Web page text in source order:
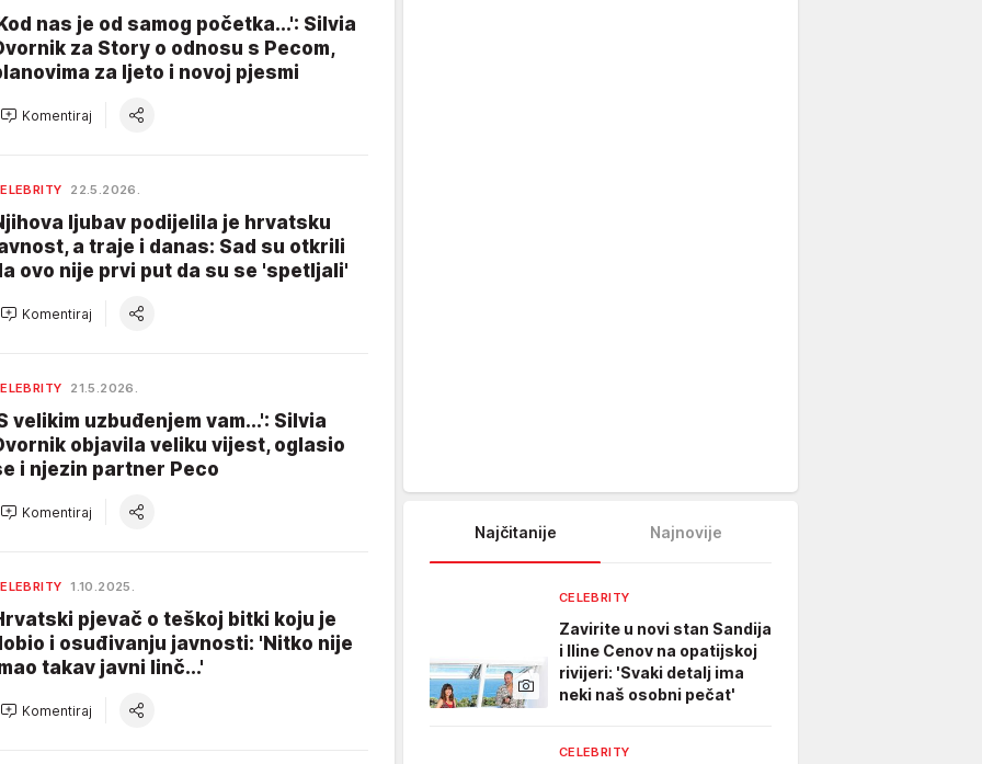
nas je od samog početka...': Silvia
za Story o odnosu s Pecom,
za ljeto i novoj pjesmi
Komentiraj
22.5.2026.
ljubav podijelila je hrvatsku
a traje i danas: Sad su otkrili
ovo nije prvi put da su se 'spetljali'
Komentiraj
21.5.2026.
velikim uzbuđenjem vam...': Silvia
objavila veliku vijest, oglasio
i njezin partner Peco
Komentiraj
1.10.2025.
pjevač o teškoj bitki koju je
i osuđivanju javnosti: 'Nitko nije
takav javni linč...'
Komentiraj
Najčitanije Najnovije
CELEBRITY
Zavirite u novi stan Sandija
i Iline Cenov na opatijskoj
rivijeri: 'Svaki detalj ima
neki naš osobni pečat'
CELEBRITY